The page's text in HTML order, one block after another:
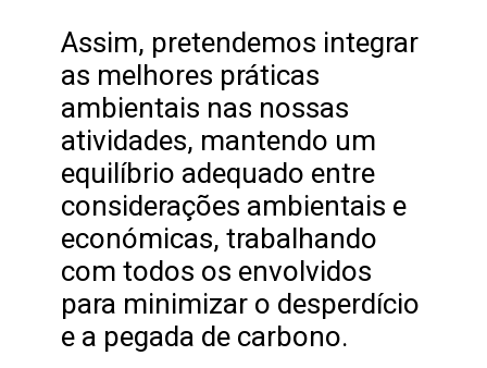
Assim, pretendemos integrar
as melhores práticas
ambientais nas nossas
atividades, mantendo um
equilíbrio adequado entre
considerações ambientais e
económicas, trabalhando
com todos os envolvidos
para minimizar o desperdício
e a pegada de carbono.